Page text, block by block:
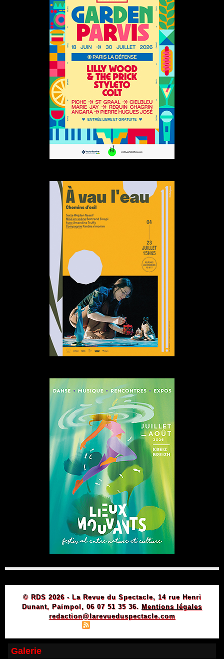
© RDS 2026 - La Revue du Spectacle, 14 rue Henri
Dunant, Paimpol, 06 07 51 35 36. Mentions légales
redaction@larevueduspectacle.com
Galerie